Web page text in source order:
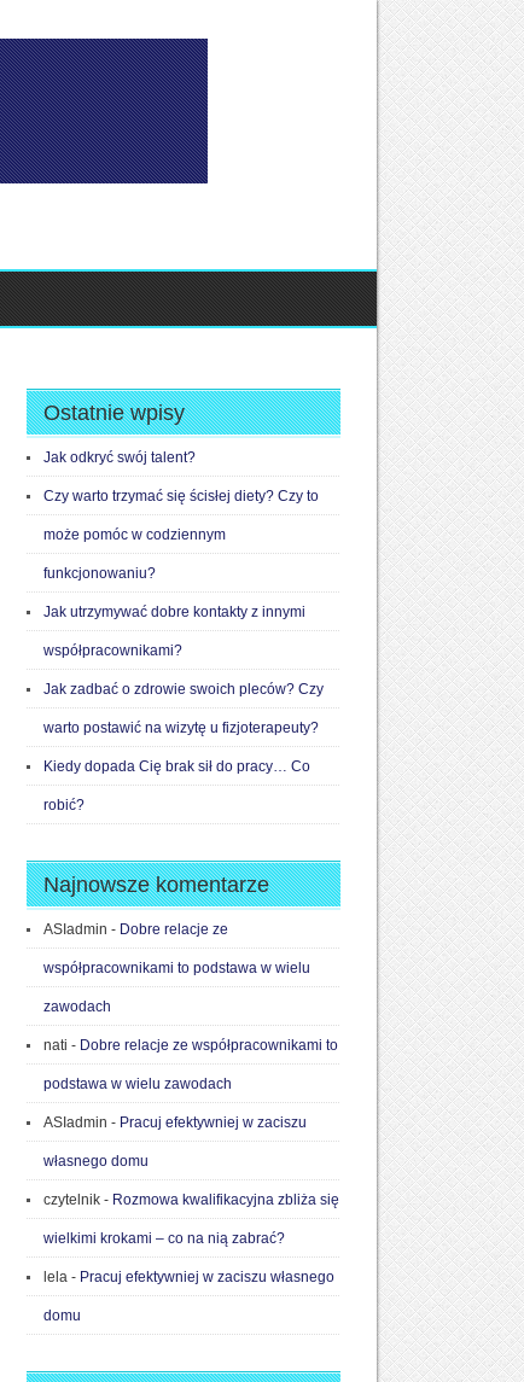
Ostatnie wpisy
Jak odkryć swój talent?
Czy warto trzymać się ścisłej diety? Czy to
może pomóc w codziennym
funkcjonowaniu?
Jak utrzymywać dobre kontakty z innymi
współpracownikami?
Jak zadbać o zdrowie swoich pleców? Czy
warto postawić na wizytę u fizjoterapeuty?
Kiedy dopada Cię brak sił do pracy… Co
robić?
Najnowsze komentarze
ASIadmin - Dobre relacje ze
współpracownikami to podstawa w wielu
zawodach
nati - Dobre relacje ze współpracownikami to
podstawa w wielu zawodach
ASIadmin - Pracuj efektywniej w zaciszu
własnego domu
czytelnik - Rozmowa kwalifikacyjna zbliża się
wielkimi krokami – co na nią zabrać?
lela - Pracuj efektywniej w zaciszu własnego
domu